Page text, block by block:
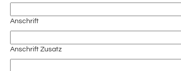
Anschrift
Anschrift Zusatz